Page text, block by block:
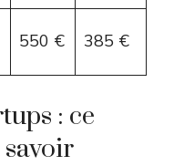
550 € 385 €
: ce